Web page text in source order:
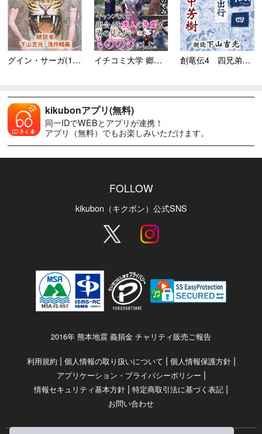
グイン・サーガ(1) 豹頭... イチコミ大学 郷土民俗学同好... 創竜伝4 四兄弟脱出行
kikubonアプリ(無料)
同一IDでWEBとアプリが連携！
アプリ（無料）でもお楽しみいただけます。
FOLLOW
kikubon（キクボン）公式SNS
2016年 熊本地震 義捐金 チャリティ販売ご報告
利用規約 | 個人情報の取り扱いについて | 個人情報保護方針|
アプリケーション・プライバシーポリシー |
情報セキュリティ基本方針 | 特定商取引法に基づく表記 |
お問い合わせ